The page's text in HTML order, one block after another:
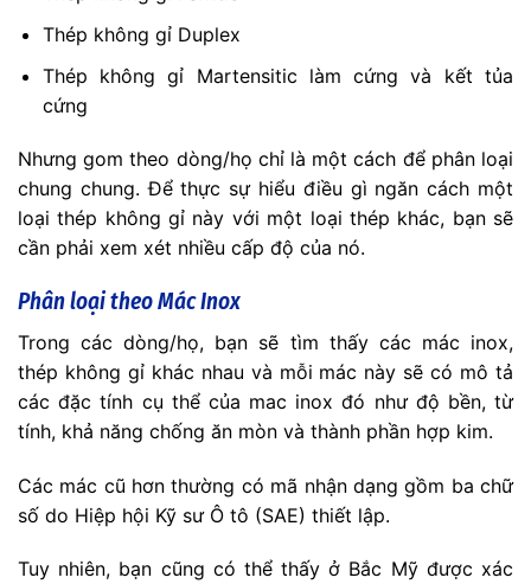
Thép không gỉ Duplex
Thép không gỉ Martensitic làm cứng và kết tủa
cứng
Nhưng gom theo dòng/họ chỉ là một cách để phân loại
chung chung. Để thực sự hiểu điều gì ngăn cách một
loại thép không gỉ này với một loại thép khác, bạn sẽ
cần phải xem xét nhiều cấp độ của nó.
Phân loại theo Mác Inox
Trong các dòng/họ, bạn sẽ tìm thấy các mác inox,
thép không gỉ khác nhau và mỗi mác này sẽ có mô tả
các đặc tính cụ thể của mac inox đó như độ bền, từ
tính, khả năng chống ăn mòn và thành phần hợp kim.
Các mác cũ hơn thường có mã nhận dạng gồm ba chữ
số do Hiệp hội Kỹ sư Ô tô (SAE) thiết lập.
Tuy nhiên, bạn cũng có thể thấy ở Bắc Mỹ được xác